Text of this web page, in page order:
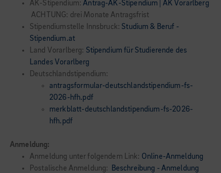
AK-Stipendium:Antrag-AK-Stipendium | AK Vorarlberg
ACHTUNG: drei Monate Antragsfrist
Stipendiumstelle Innsbruck: Studium & Beruf -
Stipendium.at
Land Vorarlberg: Stipendium für Studierende des
Landes Vorarlberg
Deutschlandstipendium:
antragsformular-deutschlandstipendium-fs-
2026-hfh.pdf
merkblatt-deutschlandstipendium-fs-2026-
hfh.pdf
Anmeldung:
Anmeldung unter folgendem Link: Online-Anmeldung
Postalische Anmeldung:
Beschreibung - Anmeldung